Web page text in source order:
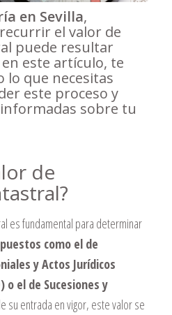
en Sevilla,
el valor de
puede resultar
este artículo, te
lo que necesitas
este proceso y
sobre tu
de
es fundamental para determinar
como el de
y Actos Jurídicos
o el de Sucesiones y
su entrada en vigor, este valor se